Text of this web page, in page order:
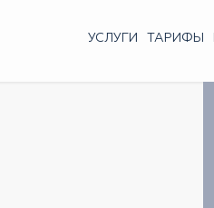
УСЛУГИ ТАРИФЫ